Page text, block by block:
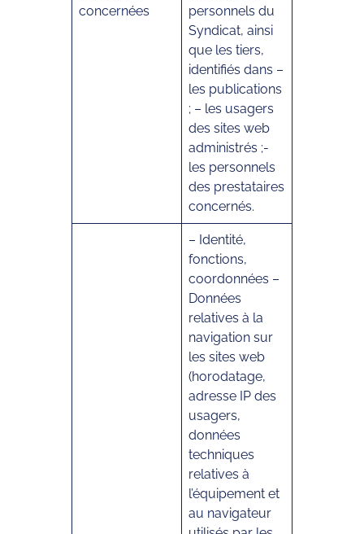
concernées
personnels du
Syndicat, ainsi
que les tiers,
identifiés dans –
les publications
; – les usagers
des sites web
administrés ;-
les personnels
des prestataires
concernés.
– Identité,
fonctions,
coordonnées –
Données
relatives à la
navigation sur
les sites web
(horodatage,
adresse IP des
usagers,
données
techniques
relatives à
l’équipement et
au navigateur